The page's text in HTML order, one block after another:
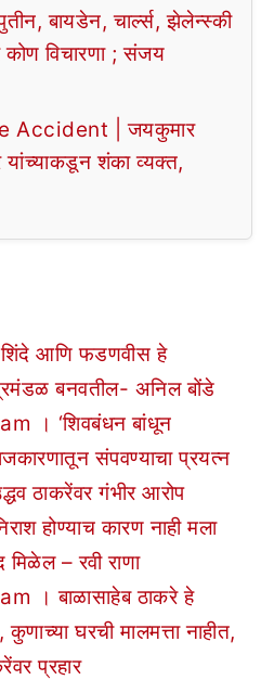
बायडेन, चार्ल्स, झेलेन्स्की
कोण विचारणा ; संजय
Accident | जयकुमार
यांच्याकडून शंका व्यक्त,
आणि फडणवीस हे
बनवतील- अनिल बोंडे
। ‘शिवबंधन बांधून
संपवण्याचा प्रयत्न
ठाकरेंवर गंभीर आरोप
होण्याच कारण नाही मला
– रवी राणा
। बाळासाहेब ठाकरे हे
कुणाच्या घरची मालमत्ता नाहीत,
प्रहार